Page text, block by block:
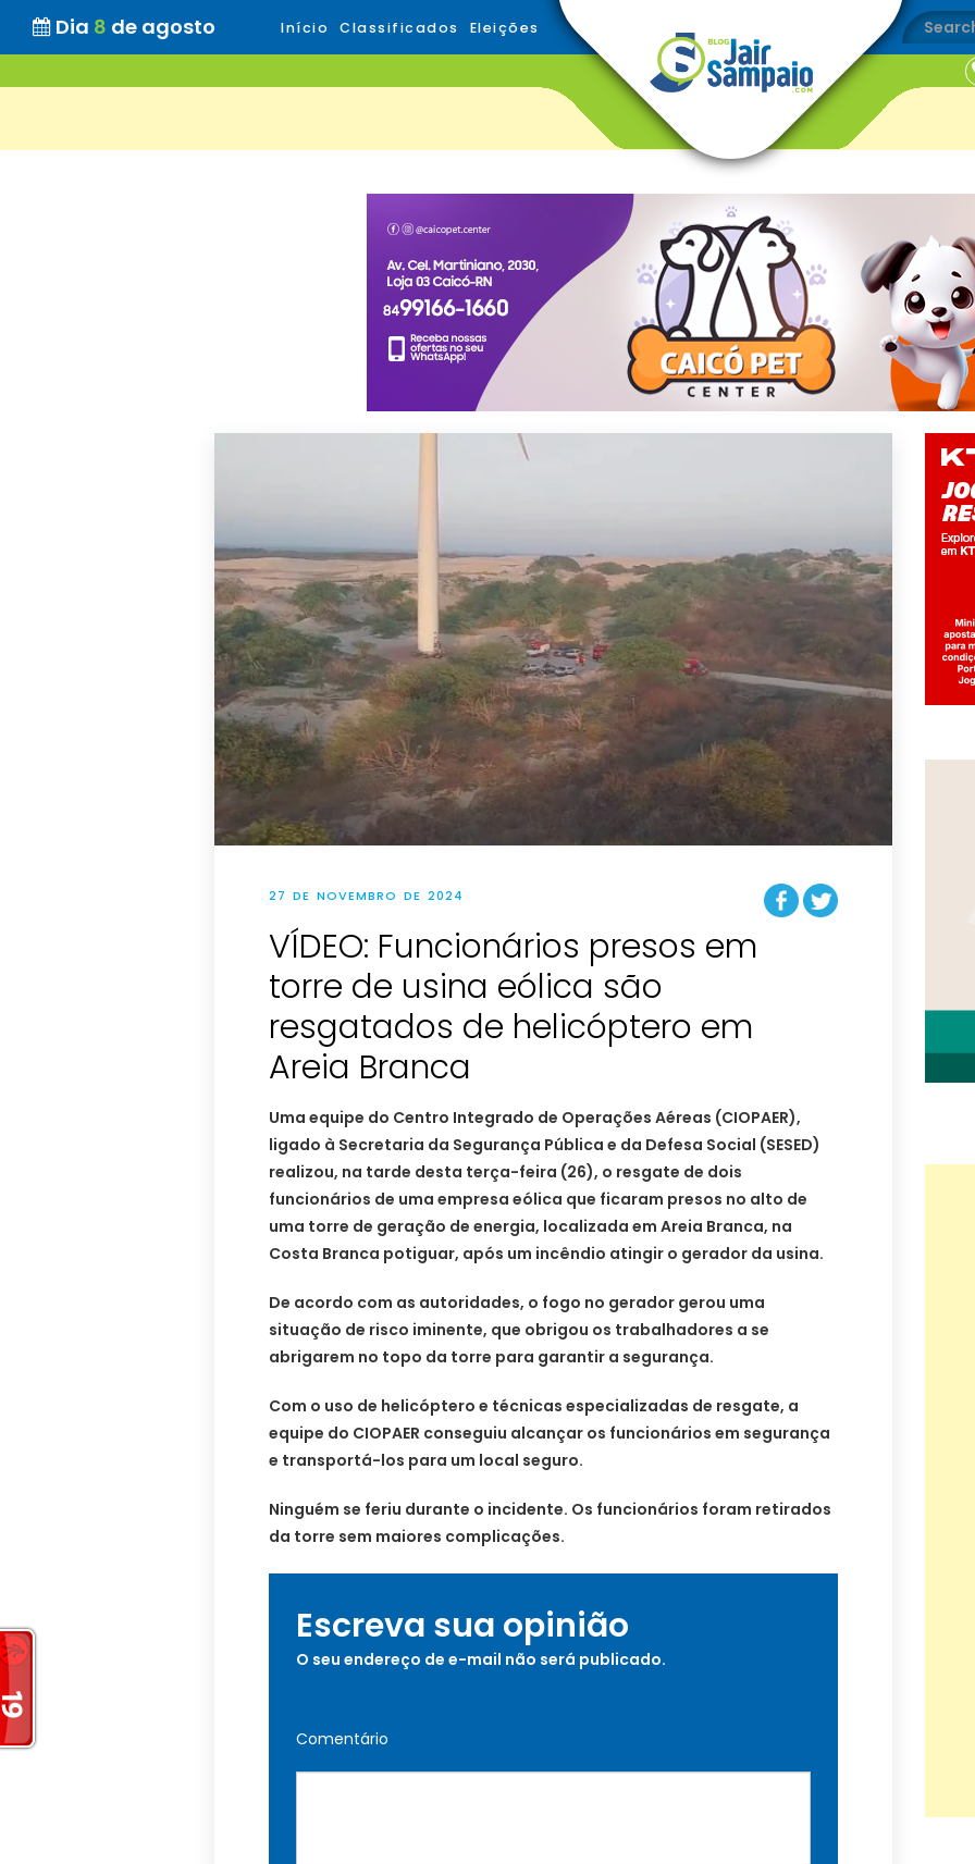
Dia 8 de agosto Início Classificados Eleições
27 DE NOVEMBRO DE 2024
VÍDEO: Funcionários presos em
torre de usina eólica são
resgatados de helicóptero em
Areia Branca
Uma equipe do Centro Integrado de Operações Aéreas (CIOPAER),
ligado à Secretaria da Segurança Pública e da Defesa Social (SESED)
realizou, na tarde desta terça-feira (26), o resgate de dois
funcionários de uma empresa eólica que ficaram presos no alto de
uma torre de geração de energia, localizada em Areia Branca, na
Costa Branca potiguar, após um incêndio atingir o gerador da usina.
De acordo com as autoridades, o fogo no gerador gerou uma
situação de risco iminente, que obrigou os trabalhadores a se
abrigarem no topo da torre para garantir a segurança.
Com o uso de helicóptero e técnicas especializadas de resgate, a
equipe do CIOPAER conseguiu alcançar os funcionários em segurança
e transportá-los para um local seguro.
Ninguém se feriu durante o incidente. Os funcionários foram retirados
da torre sem maiores complicações.
Escreva sua opinião
O seu endereço de e-mail não será publicado.
Comentário